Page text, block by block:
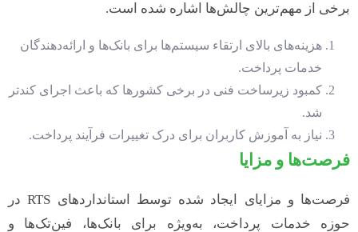
برخی از مهم‌ترین چالش‌ها اشاره شده است.
هزینه‌های بالای ارتقاء سیستم‌ها برای بانک‌ها و ارائه‌دهندگان
خدمات پرداخت.
کمبود زیرساخت فنی در برخی کشورها که باعث اجرای کندتر
شد.
نیاز به آموزش کاربران برای درک تغییرات فرآیند پرداخت.
فرصت‌ها و مزایا
فرصت‌ها و مزایای ایجاد شده توسط استانداردهای RTS در
حوزه خدمات پرداخت، به‌ویژه برای بانک‌ها، فین‌تک‌ها و